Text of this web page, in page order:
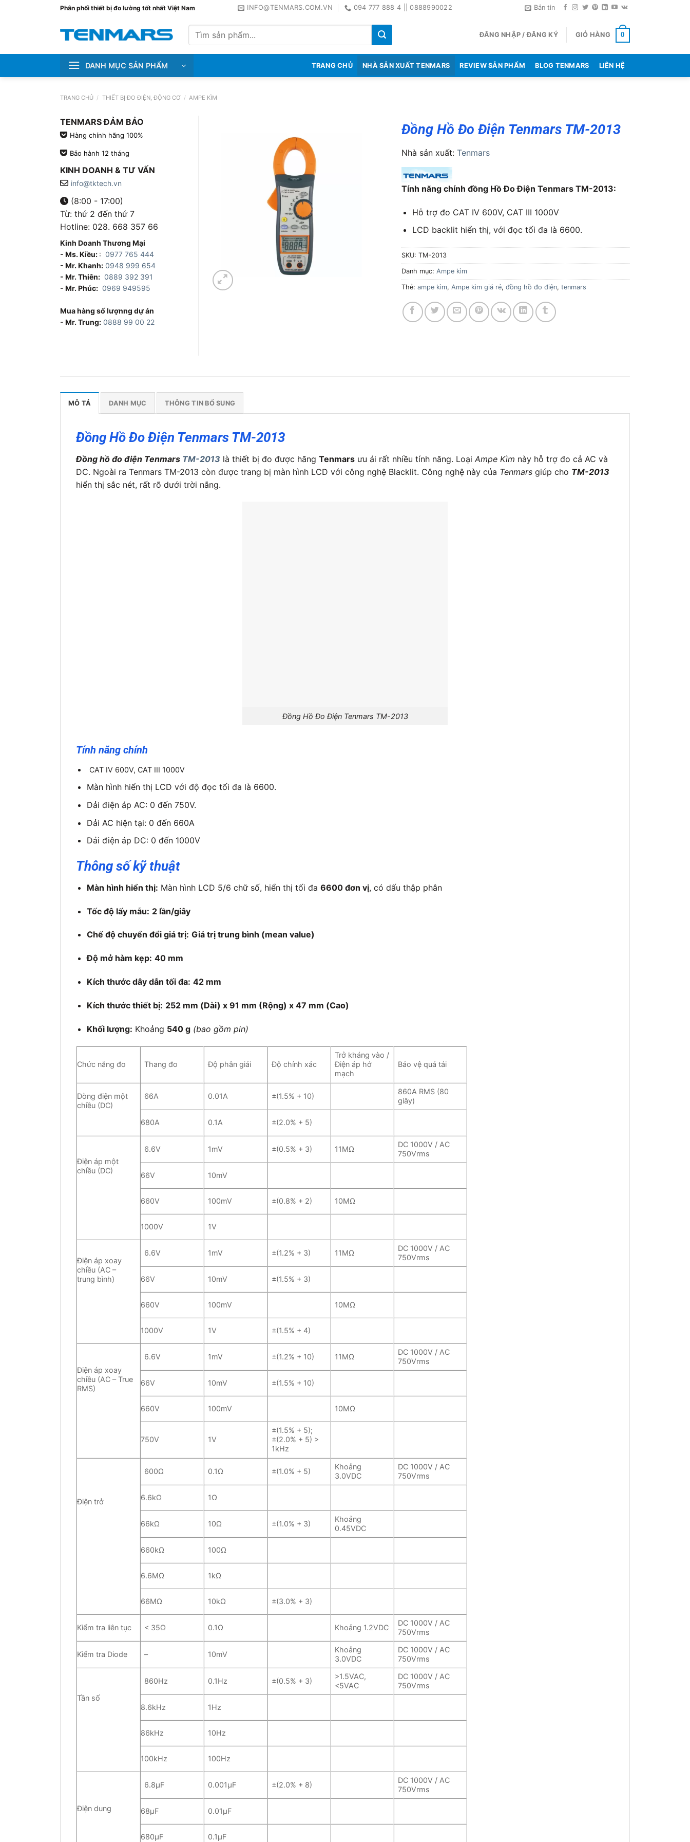
Phân phối thiết bị đo lường tốt nhất Việt Nam INFO@TENMARS.COM.VN 094 777 888 4 || 0888990022 Bản tin
kiếm:
ĐĂNG NHẬP / ĐĂNG KÝ GIỎ HÀNG 0
DANH MỤC SẢN PHẨM TRANG CHỦ NHÀ SẢN XUẤT TENMARS REVIEW SẢN PHẨM BLOG TENMARS LIÊN HỆ
TRANG CHỦ / THIẾT BỊ ĐO ĐIỆN, ĐỘNG CƠ / AMPE KÌM
Đồng Hồ Đo Điện Tenmars TM-2013
Nhà sản xuất: Tenmars
Tính năng chính đồng Hồ Đo Điện Tenmars TM-2013:
Hỗ trợ đo CAT IV 600V, CAT III 1000V
LCD backlit hiển thị, với đọc tối đa là 6600.
SKU: TM-2013
Danh mục: Ampe kìm
Thẻ: ampe kìm, Ampe kìm giá rẻ, đồng hồ đo điện, tenmars
TENMARS ĐẢM BẢO
Hàng chính hãng 100%
Bảo hành 12 tháng
KINH DOANH & TƯ VẤN
info@tktech.vn
(8:00 - 17:00)
Từ: thứ 2 đến thứ 7
Hotline: 028. 668 357 66
Kinh Doanh Thương Mại
- Ms. Kiều: : 0977 765 444
- Mr. Khanh: 0948 999 654
- Mr. Thiên: 0889 392 391
- Mr. Phúc: 0969 949595
Mua hàng số lượnng dự án
- Mr. Trung: 0888 99 00 22
MÔ TẢ DANH MỤC THÔNG TIN BỔ SUNG
Đồng Hồ Đo Điện Tenmars TM-2013
Đồng hồ đo điện Tenmars TM-2013 là thiết bị đo được hãng Tenmars ưu ái rất nhiều tính năng. Loại Ampe Kìm này hỗ trợ đo cả AC và
DC. Ngoài ra Tenmars TM-2013 còn được trang bị màn hình LCD với công nghệ Blacklit. Công nghệ này của Tenmars giúp cho TM-2013
hiển thị sắc nét, rất rõ dưới trời nắng.
Đồng Hồ Đo Điện Tenmars TM-2013
Tính năng chính
CAT IV 600V, CAT III 1000V
Màn hình hiển thị LCD với độ đọc tối đa là 6600.
Dải điện áp AC: 0 đến 750V.
Dải AC hiện tại: 0 đến 660A
Dải điện áp DC: 0 đến 1000V
Thông số kỹ thuật
Màn hình hiển thị: Màn hình LCD 5/6 chữ số, hiển thị tối đa 6600 đơn vị, có dấu thập phân
Tốc độ lấy mẫu: 2 lần/giây
Chế độ chuyển đổi giá trị: Giá trị trung bình (mean value)
Độ mở hàm kẹp: 40 mm
Kích thước dây dẫn tối đa: 42 mm
Kích thước thiết bị: 252 mm (Dài) x 91 mm (Rộng) x 47 mm (Cao)
Khối lượng: Khoảng 540 g (bao gồm pin)
Chức năng đo Thang đo Độ phân giải Độ chính xác
Trở kháng vào /
Điện áp hở
mạch
Bảo vệ quá tải
Dòng điện một
chiều (DC)
66A 0.01A ±(1.5% + 10)
860A RMS (80
giây)
680A 0.1A ±(2.0% + 5)
Điện áp một
chiều (DC)
6.6V 1mV ±(0.5% + 3) 11MΩ
DC 1000V / AC
750Vrms
66V 10mV
660V 100mV ±(0.8% + 2) 10MΩ
1000V 1V
Điện áp xoay
chiều (AC –
trung bình)
6.6V 1mV ±(1.2% + 3) 11MΩ
DC 1000V / AC
750Vrms
66V 10mV ±(1.5% + 3)
660V 100mV 10MΩ
1000V 1V ±(1.5% + 4)
Điện áp xoay
chiều (AC – True
RMS)
6.6V 1mV ±(1.2% + 10) 11MΩ
DC 1000V / AC
750Vrms
66V 10mV ±(1.5% + 10)
660V 100mV 10MΩ
750V 1V
±(1.5% + 5);
±(2.0% + 5) >
1kHz
Điện trở
600Ω 0.1Ω ±(1.0% + 5)
Khoảng
3.0VDC
DC 1000V / AC
750Vrms
6.6kΩ 1Ω
66kΩ 10Ω ±(1.0% + 3)
Khoảng
0.45VDC
660kΩ 100Ω
6.6MΩ 1kΩ
66MΩ 10kΩ ±(3.0% + 3)
Kiểm tra liên tục < 35Ω 0.1Ω Khoảng 1.2VDC
DC 1000V / AC
750Vrms
Kiểm tra Diode – 10mV
Khoảng
3.0VDC
DC 1000V / AC
750Vrms
Tần số
860Hz 0.1Hz ±(0.5% + 3)
>1.5VAC,
<5VAC
DC 1000V / AC
750Vrms
8.6kHz 1Hz
86kHz 10Hz
100kHz 100Hz
Điện dung
6.8μF 0.001μF ±(2.0% + 8)
DC 1000V / AC
750Vrms
68μF 0.01μF
680μF 0.1μF